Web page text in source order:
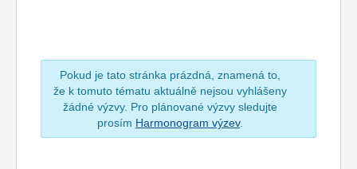
Pokud je tato stránka prázdná, znamená to,
že k tomuto tématu aktuálně nejsou vyhlášeny
žádné výzvy. Pro plánované výzvy sledujte
prosím Harmonogram výzev.